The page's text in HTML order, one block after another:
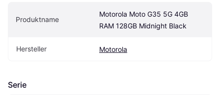
Produktname
Motorola Moto G35 5G 4GB
RAM 128GB Midnight Black
Hersteller Motorola
Serie